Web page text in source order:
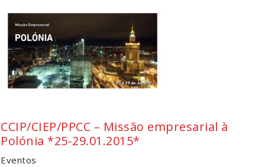
CCIP/CIEP/PPCC – Missão empresarial à
Polónia *25-29.01.2015*
Eventos